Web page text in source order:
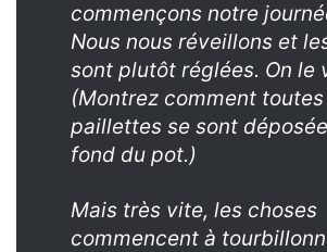
commençons notre
Nous nous réveillons et
sont plutôt réglées. On le
(Montrez comment
paillettes se sont
fond du pot.)
Mais très vite, les choses
commencent à